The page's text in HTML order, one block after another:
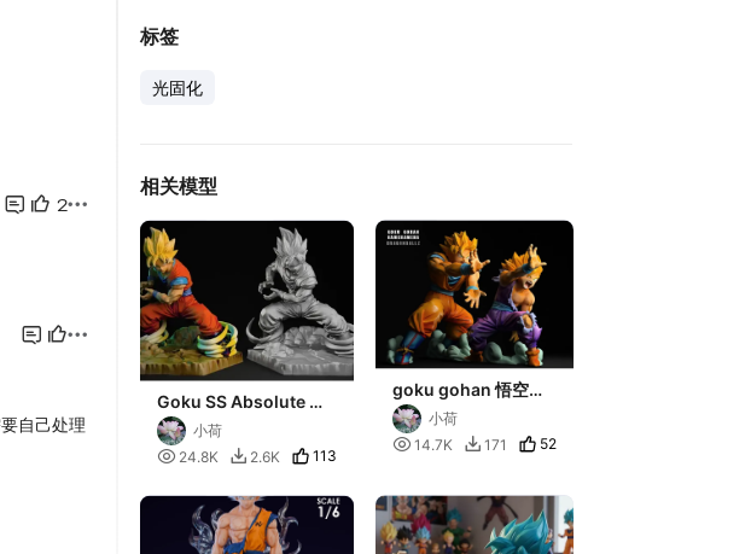
标签
光固化
相关模型
Goku SS Absolute 悟
空V5版
小荷
 24.8K  2.6K 113
goku gohan 悟空悟
饭
小荷
 14.7K  171 52